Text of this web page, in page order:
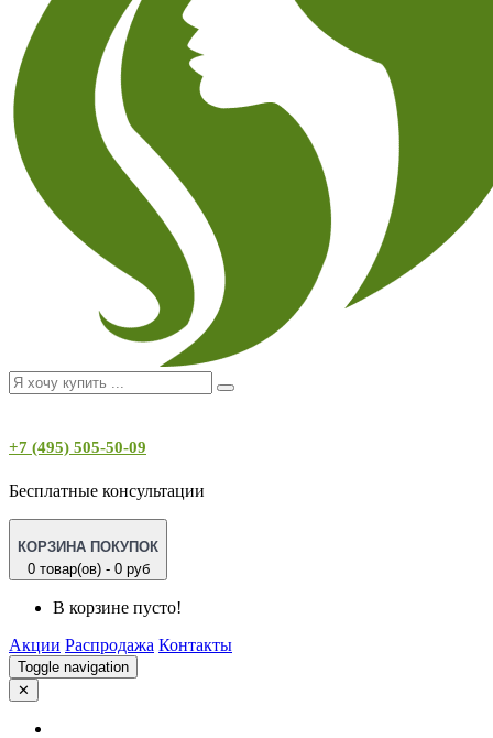
+7 (495) 505-50-09
Бесплатные консультации
КОРЗИНА ПОКУПОК
0 товар(ов) - 0 руб
В корзине пусто!
Акции Распродажа Контакты
Toggle navigation
✕